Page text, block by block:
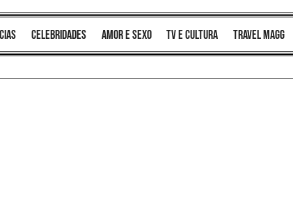
celebridades amor e sexo TV e cultura Travel MAGG